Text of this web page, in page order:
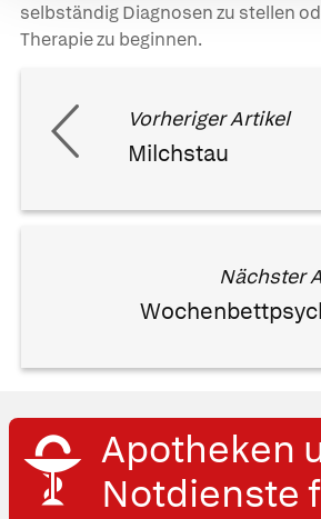
selbständig Diagnosen zu stellen
Therapie zu beginnen.
Vorheriger Artikel
Milchstau
Nächster
Apotheken
Notdienste